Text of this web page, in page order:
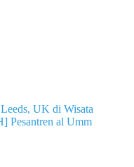
UK di Wisata
Pesantren al Umm